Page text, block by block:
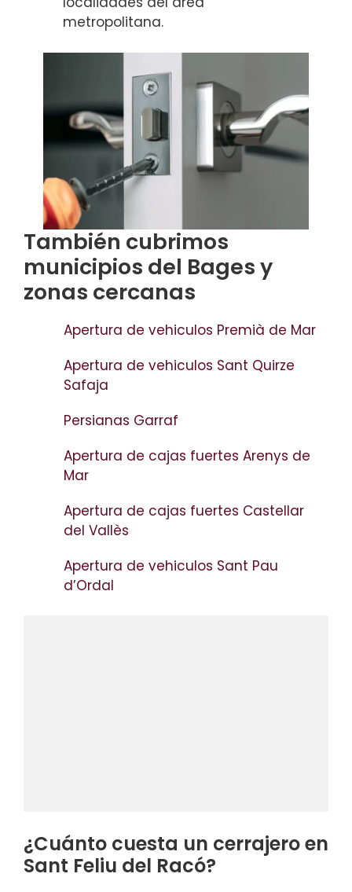
metropolitana.
También cubrimos
municipios del Bages y
zonas cercanas
Apertura de vehiculos Premià de Mar
Apertura de vehiculos Sant Quirze
Safaja
Persianas Garraf
Apertura de cajas fuertes Arenys de
Mar
Apertura de cajas fuertes Castellar
del Vallès
Apertura de vehiculos Sant Pau
d’Ordal
¿Cuánto cuesta un cerrajero en
Sant Feliu del Racó?